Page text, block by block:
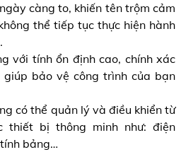
càng to, khiến tên trộm cảm
thể tiếp tục thực hiện hành
với tính ổn định cao, chính xác
bảo vệ công trình của bạn
có thể quản lý và điều khiển từ
thiết bị thông minh như: điện
bảng…